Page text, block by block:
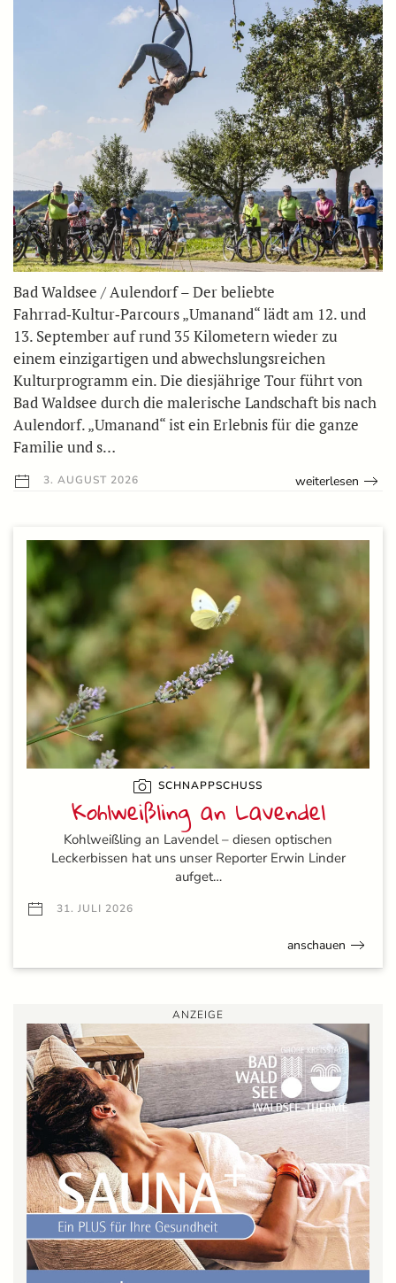
Bad Waldsee / Aulendorf – Der beliebte
Fahrrad‑Kultur‑Parcours „Umanand“ lädt am 12. und
13. September auf rund 35 Kilometern wieder zu
einem einzigartigen und abwechslungsreichen
Kulturprogramm ein. Die diesjährige Tour führt von
Bad Waldsee durch die malerische Landschaft bis nach
Aulendorf. „Umanand“ ist ein Erlebnis für die ganze
Familie und s…
3. AUGUST 2026 weiterlesen
SCHNAPPSCHUSS
Kohlweißling an Lavendel
Kohlweißling an Lavendel – diesen optischen
Leckerbissen hat uns unser Reporter Erwin Linder
aufget…
31. JULI 2026
anschauen
ANZEIGE